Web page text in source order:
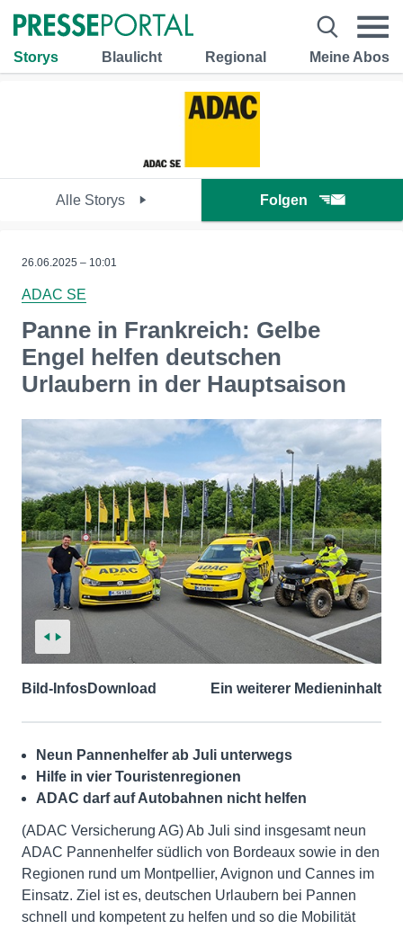
Storys Blaulicht Regional Meine Abos
Alle Storys Folgen
26.06.2025 – 10:01
ADAC SE
Panne in Frankreich: Gelbe
Engel helfen deutschen
Urlaubern in der Hauptsaison
Bild-InfosDownload Ein weiterer Medieninhalt
Neun Pannenhelfer ab Juli unterwegs
Hilfe in vier Touristenregionen
ADAC darf auf Autobahnen nicht helfen
(ADAC Versicherung AG) Ab Juli sind insgesamt neun
ADAC Pannenhelfer südlich von Bordeaux sowie in den
Regionen rund um Montpellier, Avignon und Cannes im
Einsatz. Ziel ist es, deutschen Urlaubern bei Pannen
schnell und kompetent zu helfen und so die Mobilität